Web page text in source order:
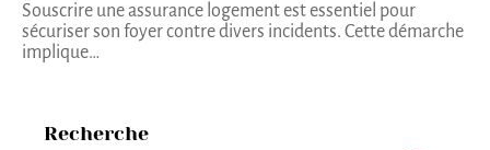
Souscrire une assurance logement est essentiel pour
sécuriser son foyer contre divers incidents. Cette démarche
implique…
Recherche